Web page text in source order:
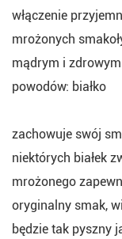
włączenie
mrożonych
mądrym i
powodów: białko
zachowuje swój
niektórych białek
mrożonego
oryginalny smak,
będzie tak pyszny